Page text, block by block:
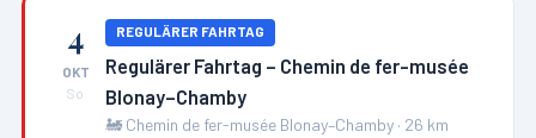
4
OKT
So
REGULÄRER FAHRTAG
Regulärer Fahrtag – Chemin de fer-musée
Blonay–Chamby
🚂 Chemin de fer-musée Blonay–Chamby · 26 km